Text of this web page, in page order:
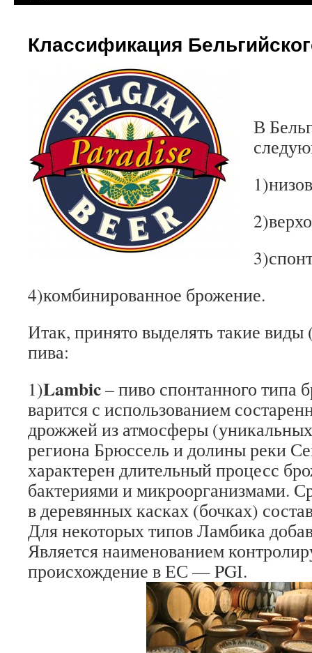
Классификация
В
4)комбинированное брожение.
Итак, принято выделять такие виды
пива:
1)Lambic– пиво спонтанного типа
варится с использованием
дрожжей из атмосферы
региона Брюссель и долины реки
характерен длительный процесс
бактериями и микроорганизмами.
в деревянных касках (бочках)
Для некоторых типов Ламбика
Является наименованием
происхождение в ЕС — PGI.